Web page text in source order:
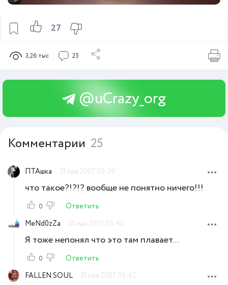
27
3,26 тыс 25
@uCrazy_org
Комментарии 25
ПТАшка 31 мая 2007 05:39
что такое?!?!? вообще не понятно ничего!!!
0
Ответить
MeNd0zZa
31 мая 2007 05:40
Я тоже непонял что это там плавает...
0
Ответить
FALLEN SOUL
31 мая 2007 05:42